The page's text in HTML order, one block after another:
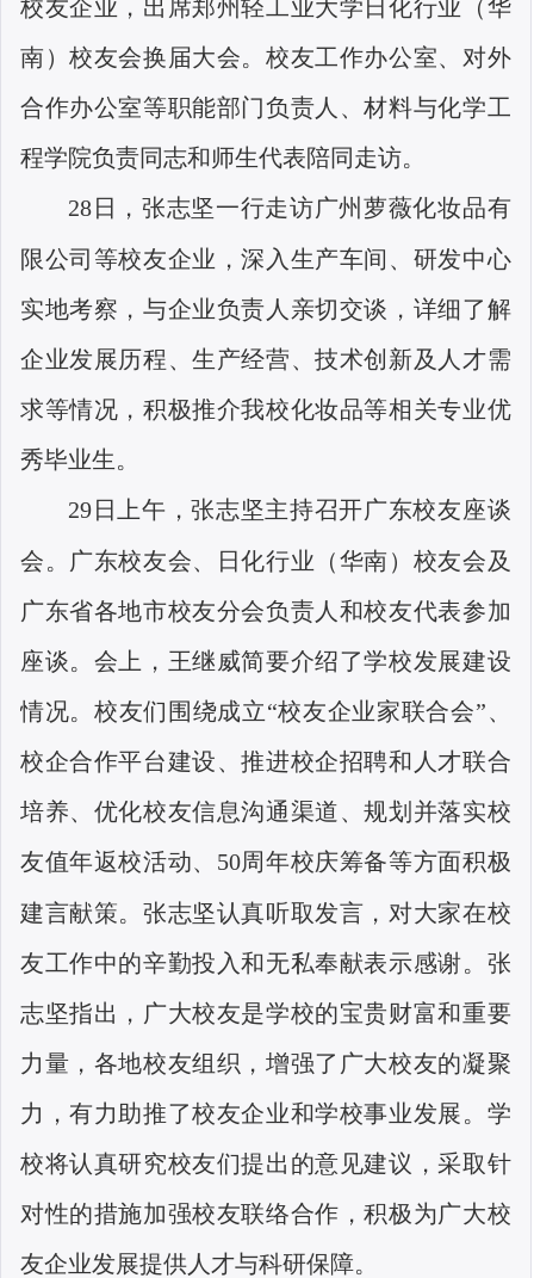
校友企业，出席郑州轻工业大学日化行业（华
南）校友会换届大会。校友工作办公室、对外
合作办公室等职能部门负责人、材料与化学工
程学院负责同志和师生代表陪同走访。
28 日，张志坚一行走访广州萝薇化妆品有
限公司等校友企业，深入生产车间、研发中心
实地考察，与企业负责人亲切交谈，详细了解
企业发展历程、生产经营、技术创新及人才需
求等情况，积极推介我校化妆品等相关专业优
秀毕业生。
29 日上午，张志坚主持召开广东校友座谈
会。广东校友会、日化行业（华南）校友会及
广东省各地市校友分会负责人和校友代表参加
座谈。会上，王继威简要介绍了学校发展建设
情况。校友们围绕成立“校友企业家联合会”、
校企合作平台建设、推进校企招聘和人才联合
培养、优化校友信息沟通渠道、规划并落实校
友值年返校活动、 50周年校庆筹备等方面积极
建言献策。张志坚认真听取发言，对大家在校
友工作中的辛勤投入和无私奉献表示感谢。张
志坚指出，广大校友是学校的宝贵财富和重要
力量，各地校友组织，增强了广大校友的凝聚
力，有力助推了校友企业和学校事业发展。学
校将认真研究校友们提出的意见建议，采取针
对性的措施加强校友联络合作，积极为广大校
友企业发展提供人才与科研保障。